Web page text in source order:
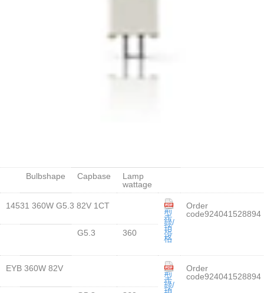
Bulbshape Capbase
Lamp
wattage
14531 360W G5.3 82V 1CT
型
錄/
規
格
Order
code924041528894
G5.3
360
EYB 360W 82V
型
錄/
Order
code924041528894